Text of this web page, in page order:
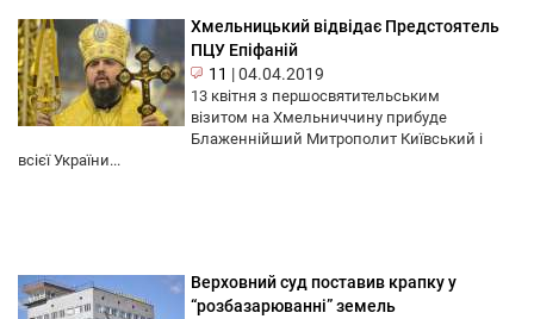
Хмельницький відвідає Предстоятель
ПЦУ Епіфаній
11 |04.04.2019
13 квітня з першосвятительським
візитом на Хмельниччину прибуде
Блаженнійший Митрополит Київський і
всієї України...
Верховний суд поставив крапку у
“розбазарюванні” земель